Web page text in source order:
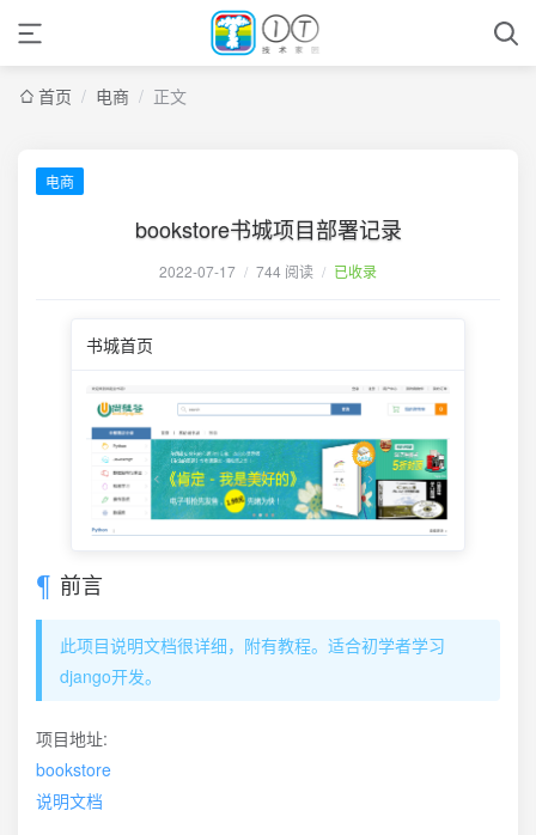
首页 / 电商 / 正文
电商
bookstore书城项目部署记录
2022-07-17 / 744 阅读 / 已收录
书城首页
前言
此项目说明文档很详细，附有教程。适合初学者学习
django开发。
项目地址:
bookstore
说明文档